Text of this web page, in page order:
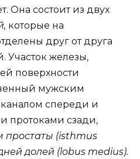
Она состоит из двух
которые на
друг от друга
Участок железы,
поверхности
мужским
спереди и
протоками сзади,
простаты (isthmus
долей (lobus medius).